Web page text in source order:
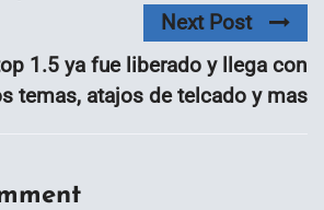
Next Post
1.5 ya fue liberado y llega con
temas, atajos de telcado y mas